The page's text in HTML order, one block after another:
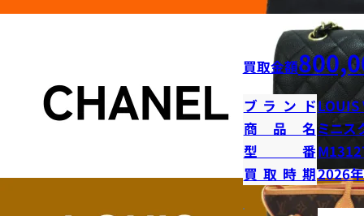
買取金額
ブランドLOUIS
商品名 ミニス
型番
買取時期2026